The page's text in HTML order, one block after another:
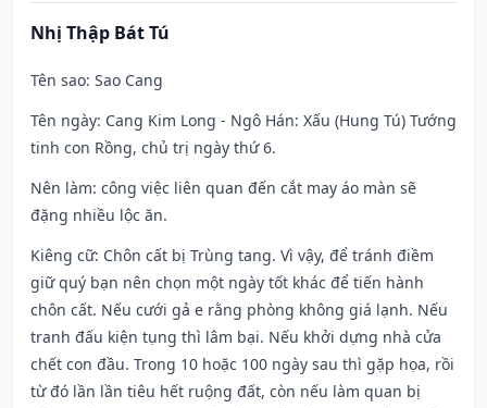
Nhị Thập Bát Tú
Tên sao: Sao Cang
Tên ngày: Cang Kim Long - Ngô Hán: Xấu (Hung Tú) Tướng
tinh con Rồng, chủ trị ngày thứ 6.
Nên làm: công việc liên quan đến cắt may áo màn sẽ
đặng nhiều lộc ăn.
Kiêng cữ: Chôn cất bị Trùng tang. Vì vậy, để tránh điềm
giữ quý bạn nên chọn một ngày tốt khác để tiến hành
chôn cất. Nếu cưới gả e rằng phòng không giá lạnh. Nếu
tranh đấu kiện tụng thì lâm bại. Nếu khởi dựng nhà cửa
chết con đầu. Trong 10 hoặc 100 ngày sau thì gặp họa, rồi
từ đó lần lần tiêu hết ruộng đất, còn nếu làm quan bị